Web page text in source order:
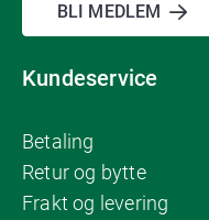
BLI MEDLEM
Kundeservice
Betaling
Retur og bytte
Frakt og levering